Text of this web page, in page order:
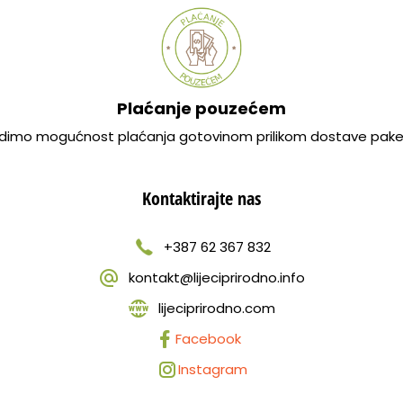
Plaćanje pouzećem
mogućnost plaćanja gotovinom prilikom dostave
Kontaktirajte nas
+387 62 367 832
kontakt@lijeciprirodno.info
lijeciprirodno.com
Facebook
Instagram